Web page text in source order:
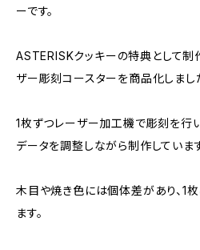
ーです。
ASTERISKクッキーの特典として制
ザー彫刻コースターを商品化しまし
1枚ずつレーザー加工機で彫刻を行
データを調整しながら制作しています
木目や焼き色には個体差があり、1
ます。